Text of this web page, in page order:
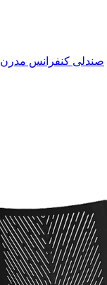
صندلی کنفرانس مدرن